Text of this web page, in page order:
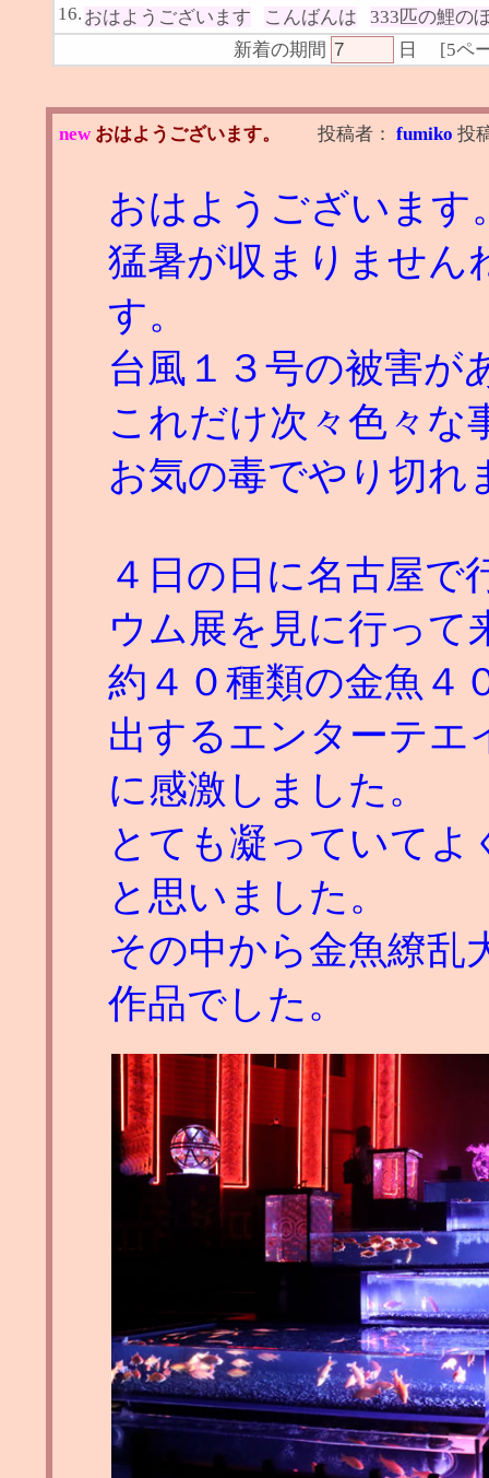
16. おはようございます こんばんは
333匹の鯉の
新着の期間
日 [5ペ
new おはようございます。 投稿者： fumiko 投
おはようございます
猛暑が収まりません
す。
台風１３号の被害が
これだけ次々色々な
お気の毒でやり切れ
４日の日に名古屋
ウム展を見に行って
約４０種類の金魚４
出するエンターテエ
に感激しました。
とても凝っていて
と思いました。
その中から金魚繚乱
作品でした。